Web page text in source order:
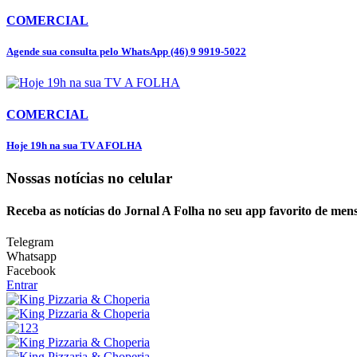
COMERCIAL
Agende sua consulta pelo WhatsApp (46) 9 9919-5022
COMERCIAL
Hoje 19h na sua TV A FOLHA
Nossas notícias no celular
Receba as notícias do Jornal A Folha no seu app favorito de
Telegram
Whatsapp
Facebook
Entrar